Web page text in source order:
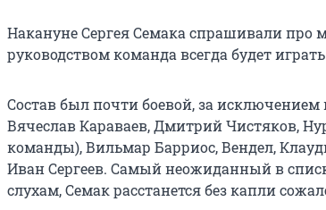
Накануне Сергея Семака спрашивали про
руководством команда всегда будет
Состав был почти боевой, за
Вячеслав Караваев, Дмитрий Чистяков,
команды), Вильмар Барриос, Вендел,
Иван Сергеев. Самый неожиданный в
слухам, Семак расстанется без капли